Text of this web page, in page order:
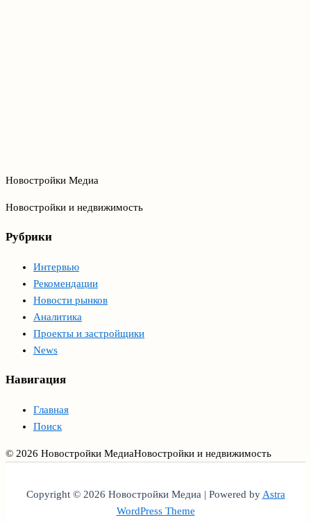
Новостройки Медиа
Новостройки и недвижимость
Рубрики
Интервью
Рекомендации
Новости рынков
Аналитика
Проекты и застройщики
News
Навигация
Главная
Поиск
© 2026 Новостройки МедиаНовостройки и недвижимость
Copyright © 2026 Новостройки Медиа | Powered byAstra
WordPress Theme